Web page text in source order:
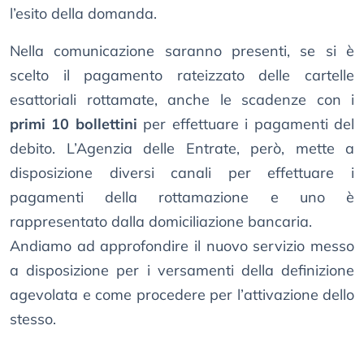
l’esito della domanda.
Nella comunicazione saranno presenti, se si è
scelto il pagamento rateizzato delle cartelle
esattoriali rottamate, anche le scadenze con i
primi 10 bollettini per effettuare i pagamenti del
debito. L’Agenzia delle Entrate, però, mette a
disposizione diversi canali per effettuare i
pagamenti della rottamazione e uno è
rappresentato dalla domiciliazione bancaria.
Andiamo ad approfondire il nuovo servizio messo
a disposizione per i versamenti della definizione
agevolata e come procedere per l’attivazione dello
stesso.